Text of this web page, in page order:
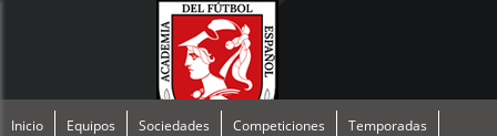
Inicio Equipos Sociedades Competiciones
Temporadas